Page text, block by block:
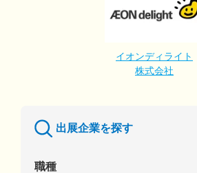
イオンディライト
株式会社
出展企業を探す
職種